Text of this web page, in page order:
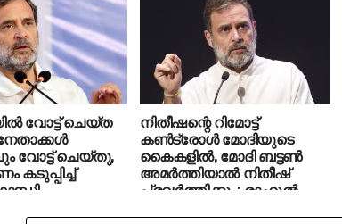
വോട്ട് ചെയ്ത
വോട്ട് ചെയ്തു,
നിതീഷന്റെ റിമോട്ട്
കണ്‍ട്രോള്‍ മോദിയുടെ
കൈകളില്‍, മോദി ബട്ടണ്‍
അമര്‍ത്തിയാല്‍ നിതീഷ്
പ്രവര്‍ത്തിക്കും; രാഹുല്‍